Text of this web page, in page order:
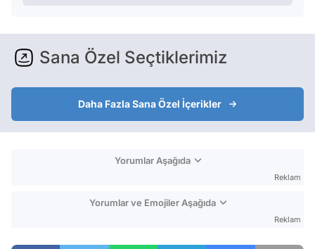
Sana Özel Seçtiklerimiz
Daha Fazla Sana Özel İçerikler
Yorumlar Aşağıda
Reklam
Yorumlar ve Emojiler Aşağıda
Reklam